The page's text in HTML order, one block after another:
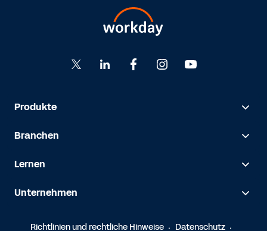
Produkte
Branchen
Lernen
Unternehmen
Richtlinien und rechtliche Hinweise Datenschutz